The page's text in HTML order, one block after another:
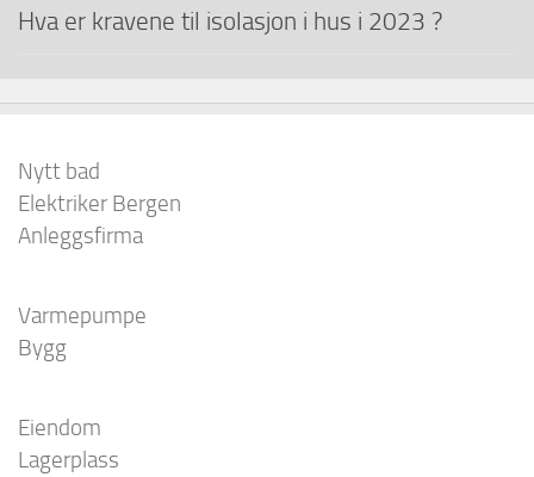
Hva er kravene til isolasjon i hus i 2023 ?
Nytt bad
Elektriker Bergen
Anleggsfirma
Varmepumpe
Bygg
Eiendom
Lagerplass